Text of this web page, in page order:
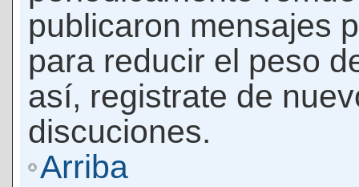
publicaron mensajes
para reducir el peso
así, registrate de
discuciones.
Arriba